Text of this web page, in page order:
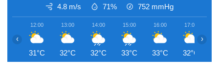
4.8 m/s 71% 752 mmHg
12:00
31°C
13:00
32°C
14:00
32°C
15:00
33°C
16:00
33°C
17:00
32°C
‹ ›